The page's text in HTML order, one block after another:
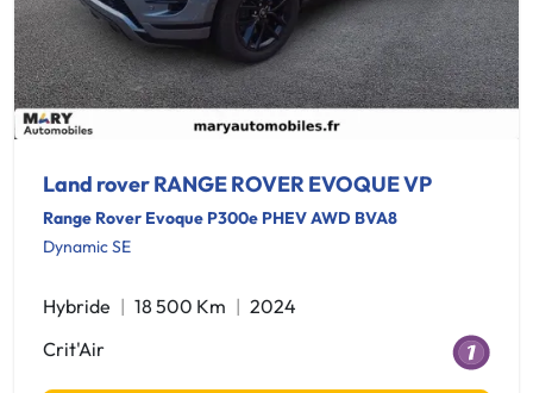
Land rover RANGE ROVER EVOQUE VP
Range Rover Evoque P300e PHEV AWD BVA8
Dynamic SE
Hybride 18 500 Km
2024
Crit'Air